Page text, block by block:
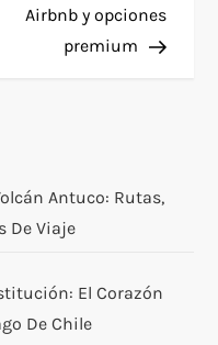
Airbnb y opciones
premium
Antuco: Rutas,
De Viaje
El Corazón
De Chile